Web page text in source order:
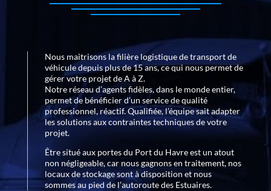
Nous maitrisons la filière logistique de transport de
véhicule depuis plus de 15 ans, ce qui nous permet de
gérer votre projet de A à Z.
Notre réseau d’agents fidèles, dans le monde entier,
permet de bénéficier d’un service de qualité
professionnel, réactif. Qualifiée, l’équipe sait adapter
les solutions aux contraintes techniques de votre
projet.
Être situé aux portes du Port du Havre est un atout
non négligeable, car nous gagnons en traitement, nos
locaux de stockage sont à disposition et nous
sommes au pied de l’autoroute des Estuaires.